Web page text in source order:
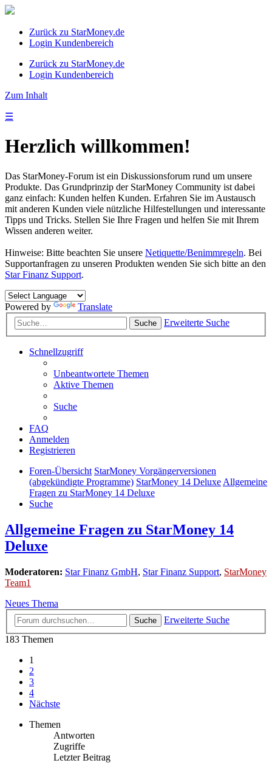
Zurück zu StarMoney.de
Login Kundenbereich
Zurück zu StarMoney.de
Login Kundenbereich
Zum Inhalt
☰
Herzlich willkommen!
Das StarMoney-Forum ist ein Diskussionsforum rund um unsere
Produkte. Das Grundprinzip der StarMoney Community ist dabei
ganz einfach: Kunden helfen Kunden. Erfahren Sie im Austausch
mit anderen Kunden viele nützliche Hilfestellungen und interessante
Tipps und Tricks. Stellen Sie Ihre Fragen und helfen Sie mit Ihrem
Wissen anderen weiter.
Hinweise: Bitte beachten Sie unsere Netiquette/Benimmregeln. Bei
Supportanfragen zu unseren Produkten wenden Sie sich bitte an den
Star Finanz Support.
Powered by Translate
Suche Erweiterte Suche
Schnellzugriff
Unbeantwortete Themen
Aktive Themen
Suche
FAQ
Anmelden
Registrieren
Foren-Übersicht StarMoney Vorgängerversionen
(abgekündigte Programme) StarMoney 14 DeluxeAllgemeine
Fragen zu StarMoney 14 Deluxe
Suche
Allgemeine Fragen zu StarMoney 14
Deluxe
Moderatoren: Star Finanz GmbH, Star Finanz Support, StarMoney
Team1
Neues Thema
Suche
Erweiterte Suche
183 Themen
1
2
3
4
Nächste
Themen
Antworten
Zugriffe
Letzter Beitrag